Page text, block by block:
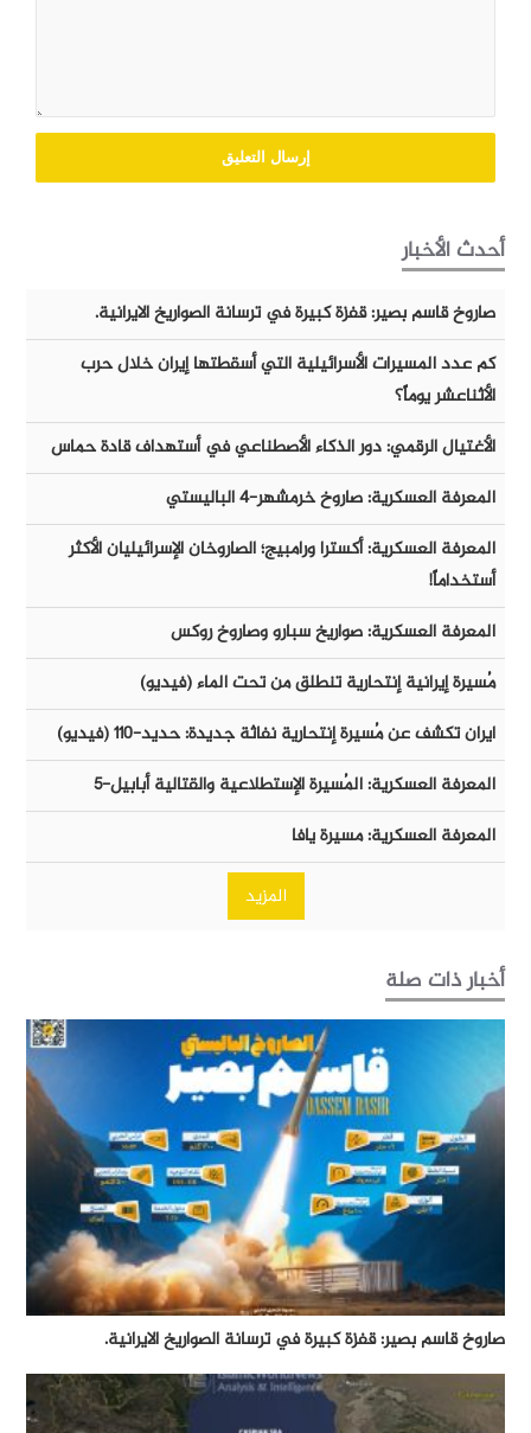
أحدث الأخبار
صاروخ قاسم بصير: قفزة كبيرة في ترسانة الصواريخ الايرانية.
كم عدد المسيرات الأسرائيلية التي أسقطتها إيران خلال حرب
الأثناعشر يوماً؟
الأغتيال الرقمي: دور الذكاء الأصطناعي في أستهداف قادة حماس
المعرفة العسكرية: صاروخ خرمشهر-٤ الباليستي
المعرفة العسكرية: أكسترا ورامبيج؛ الصاروخان الإسرائيليان الأكثر
أستخداماً!
المعرفة العسكرية: صواريخ سبارو وصاروخ روكس
مُسيرة إيرانية إنتحارية تنطلق من تحت الماء (فيديو)
ايران تكشف عن مُسيرة إنتحارية نفاثة جديدة: حديد-١١٠ (فيديو)
المعرفة العسكرية: المُسيرة الإستطلاعية والقتالية أبابيل-٥
المعرفة العسكرية: مسيرة يافا
المزيد
أخبار ذات صلة
صاروخ قاسم بصير: قفزة كبيرة في ترسانة الصواريخ الايرانية.